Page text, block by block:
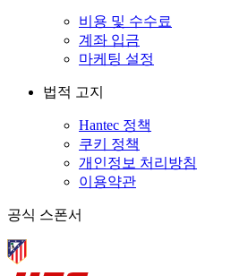
비용 및 수수료
계좌 입금
마케팅 설정
법적 고지
Hantec 정책
쿠키 정책
개인정보 처리방침
이용약관
공식 스폰서